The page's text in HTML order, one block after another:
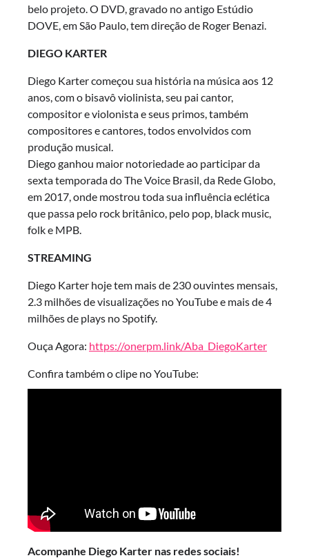
belo projeto. O DVD, gravado no antigo Estúdio
DOVE, em São Paulo, tem direção de Roger Benazi.
DIEGO KARTER
Diego Karter começou sua história na música aos 12
anos, com o bisavô violinista, seu pai cantor,
compositor e violonista e seus primos, também
compositores e cantores, todos envolvidos com
produção musical.
Diego ganhou maior notoriedade ao participar da
sexta temporada do The Voice Brasil, da Rede Globo,
em 2017, onde mostrou toda sua influência eclética
que passa pelo rock britânico, pelo pop, black music,
folk e MPB.
STREAMING
Diego Karter hoje tem mais de 230 ouvintes mensais,
2.3 milhões de visualizações no YouTube e mais de 4
milhões de plays no Spotify.
Ouça Agora: https://onerpm.link/Aba_DiegoKarter
Confira também o clipe no YouTube:
Acompanhe Diego Karter nas redes sociais!